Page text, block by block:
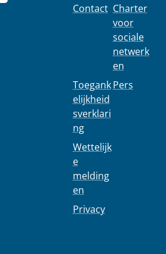
Contact
Toegank
elijkheid
sverklari
ng
Wettelijk
e
melding
en
Privacy
Charter
voor
sociale
netwerk
en
Pers